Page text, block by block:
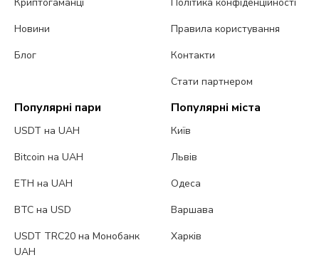
Криптогаманці
Новини
Блог
Політика конфіденційності
Правила користування
Контакти
Стати партнером
Популярні пари
USDT на UAH
Bitcoin на UAH
ETH на UAH
BTC на USD
USDT TRC20 на Монобанк
UAH
Популярні міста
Київ
Львів
Одеса
Варшава
Харків